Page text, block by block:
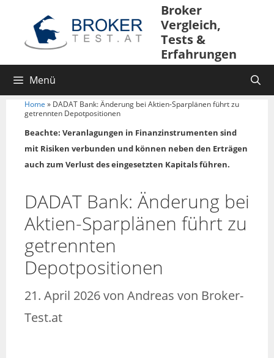
springen
Broker
Vergleich,
Tests &
Erfahrungen
Menü
Home » DADAT Bank: Änderung bei Aktien-Sparplänen führt zu
getrennten Depotpositionen
Beachte: Veranlagungen in Finanzinstrumenten sind
mit Risiken verbunden und können neben den Erträgen
auch zum Verlust des eingesetzten Kapitals führen.
DADAT Bank: Änderung bei
Aktien-Sparplänen führt zu
getrennten
Depotpositionen
21. April 2026von Andreas von Broker-
Test.at